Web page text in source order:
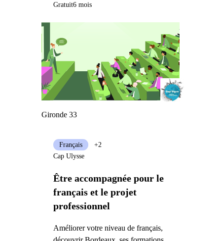
Gratuit6 mois
Gironde 33
Être accompagnée pour le
français et le projet
professionnel
Améliorer votre niveau de français,
Français
+2
Cap Ulysse